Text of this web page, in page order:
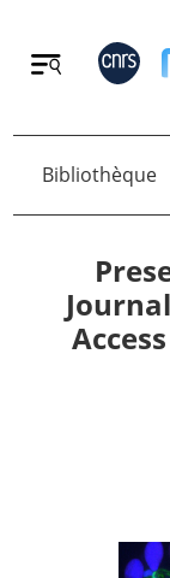
Retour
Accueil
Qui sommes
Retour
Bibliothèque
Access